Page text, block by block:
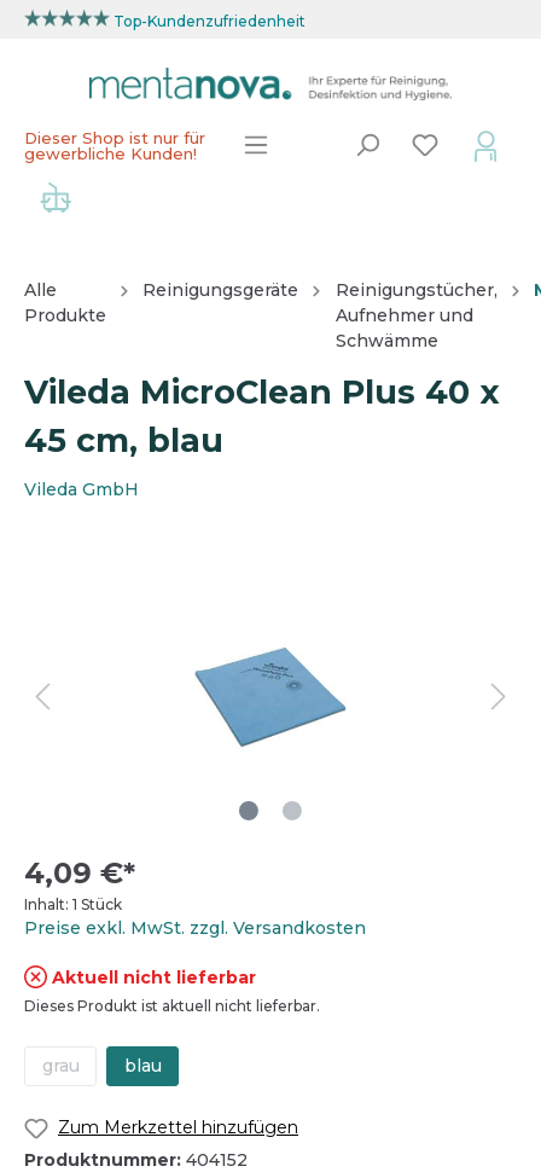
Top-Kundenzufriedenheit
Dieser Shop ist nur für
gewerbliche Kunden!
Alle
Produkte
Reinigungsgeräte
Reinigungstücher,
Aufnehmer und
Schwämme
Vileda MicroClean Plus 40 x
45 cm, blau
Vileda GmbH
4,09 €*
Inhalt: 1 Stück
Preise exkl. MwSt. zzgl. Versandkosten
Aktuell nicht lieferbar
Dieses Produkt ist aktuell nicht lieferbar.
grau blau
Zum Merkzettel hinzufügen
Produktnummer: 404152